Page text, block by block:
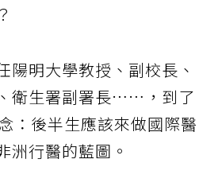
陽明大學教授、副校長、
衛生署副署長……，到了
：後半生應該來做國際醫
洲行醫的藍圖。